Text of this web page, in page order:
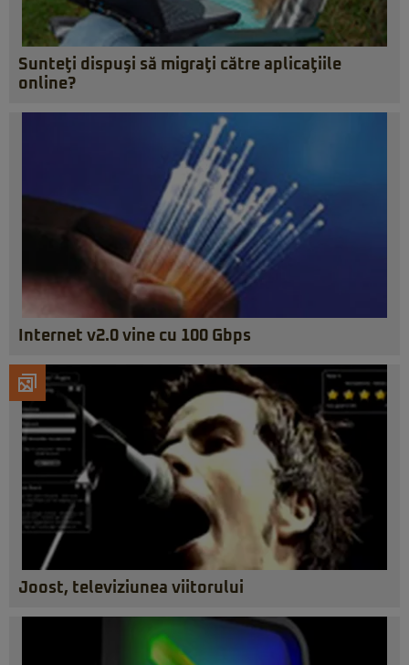
Sunteţi dispuşi să migraţi către aplicaţiile
online?
Internet v2.0 vine cu 100 Gbps
Joost, televiziunea viitorului